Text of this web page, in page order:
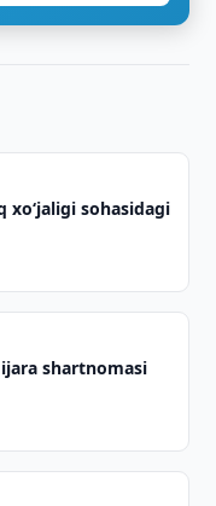
xoʻjaligi sohasidagi
shartnomasi